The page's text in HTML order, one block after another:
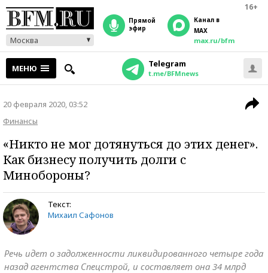
16+
Москва
прямой
эфир
Канал в
MAX
max.ru/bfm
МЕНЮ Telegram
t.me/BFMnews
20 февраля 2020, 03:52
Финансы
«Никто не мог дотянуться до этих денег».
Как бизнесу получить долги с
Минобороны?
Текст:
Михаил Сафонов
Речь идет о задолженности ликвидированного четыре года
назад агентства Спецстрой, и составляет она 34 млрд